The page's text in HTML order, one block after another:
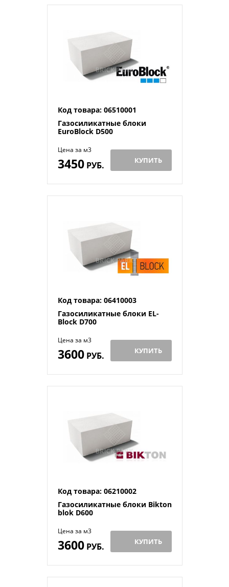
Код товара: 06510001
Газосиликатные блоки
EuroBlock D500
Цена за м3
3450РУБ. КУПИТЬ
Код товара: 06410003
Газосиликатные блоки EL-
Block D700
Цена за м3
3600РУБ. КУПИТЬ
Код товара: 06210002
Газосиликатные блоки Bikton
blok D600
Цена за м3
3600РУБ. КУПИТЬ